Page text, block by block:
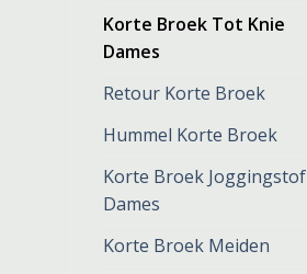
Korte Broek Tot Knie
Dames
Retour Korte Broek
Hummel Korte Broek
Korte Broek Joggingstof
Dames
Korte Broek Meiden